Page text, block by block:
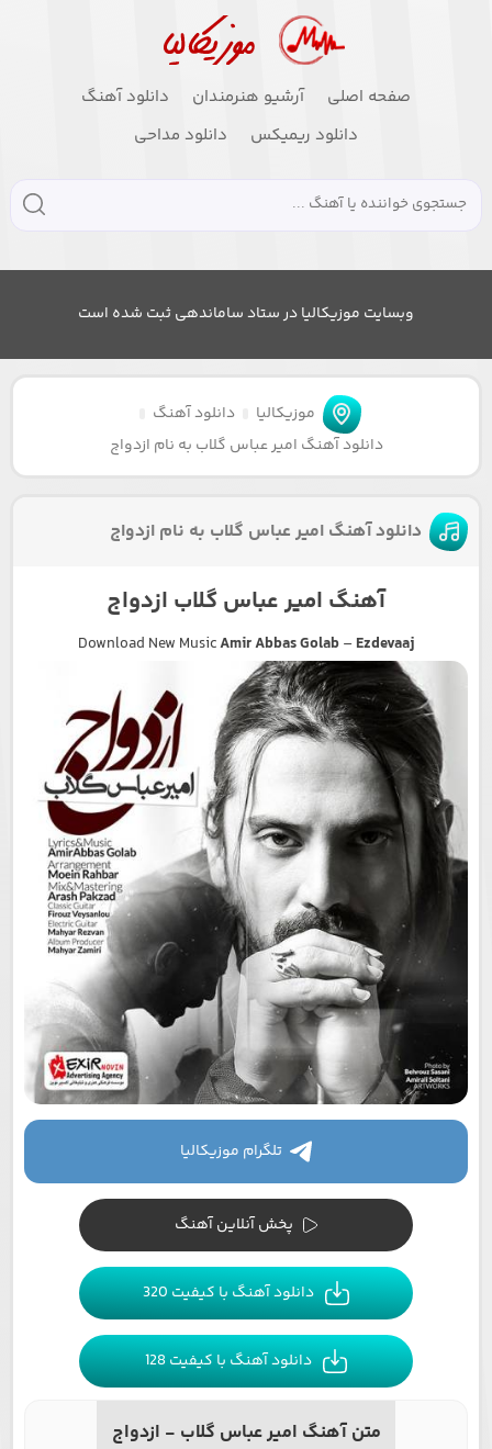
صفحه اصلی آرشیو هنرمندان
دانلود آهنگ
دانلود ریمیکس
دانلود مداحی
وبسایت موزیکالیا در ستاد ساماندهی ثبت شده است
موزیکالیا
دانلود آهنگ
دانلود آهنگ امیر عباس گلاب به نام ازدواج
دانلود آهنگ امیر عباس گلاب به نام ازدواج
آهنگ امیر عباس گلاب ازدواج
Download New MusicAmir Abbas Golab– Ezdevaaj
تلگرام موزیکالیا
پخش آنلاین آهنگ
دانلود آهنگ با کیفیت 320
دانلود آهنگ با کیفیت 128
متن آهنگ امیر عباس گلاب - ازدواج